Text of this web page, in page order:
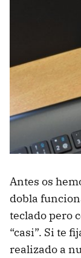
Antes os
dobla
teclado pero
“casi”. Si te
realizado a